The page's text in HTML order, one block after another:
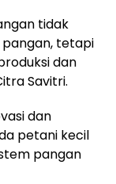
tidak
tetapi
dan
Savitri.
dan
petani kecil
pangan